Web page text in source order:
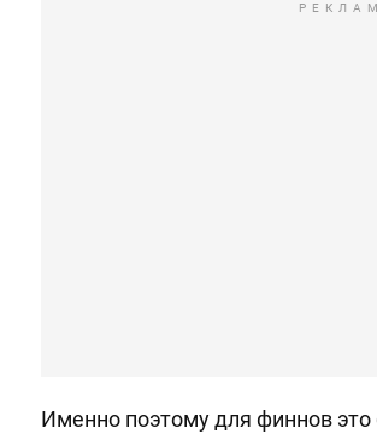
Именно поэтому для финнов